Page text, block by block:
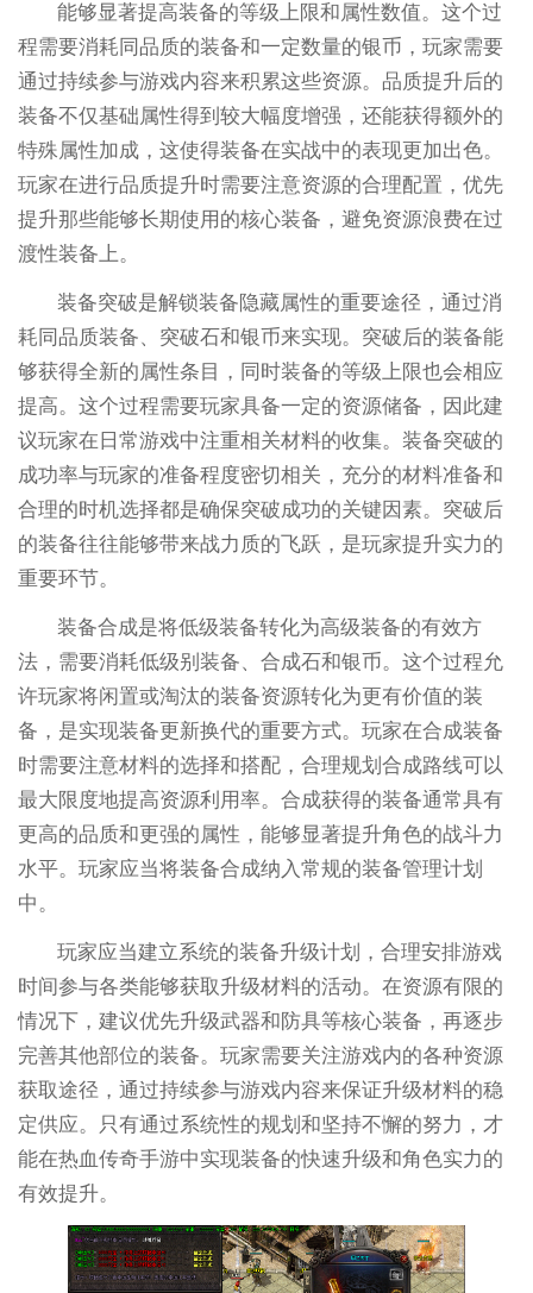
能够显著提高装备的等级上限和属性数值。这个过
程需要消耗同品质的装备和一定数量的银币，玩家需要
通过持续参与游戏内容来积累这些资源。品质提升后的
装备不仅基础属性得到较大幅度增强，还能获得额外的
特殊属性加成，这使得装备在实战中的表现更加出色。
玩家在进行品质提升时需要注意资源的合理配置，优先
提升那些能够长期使用的核心装备，避免资源浪费在过
渡性装备上。
装备突破是解锁装备隐藏属性的重要途径，通过消
耗同品质装备、突破石和银币来实现。突破后的装备能
够获得全新的属性条目，同时装备的等级上限也会相应
提高。这个过程需要玩家具备一定的资源储备，因此建
议玩家在日常游戏中注重相关材料的收集。装备突破的
成功率与玩家的准备程度密切相关，充分的材料准备和
合理的时机选择都是确保突破成功的关键因素。突破后
的装备往往能够带来战力质的飞跃，是玩家提升实力的
重要环节。
装备合成是将低级装备转化为高级装备的有效方
法，需要消耗低级别装备、合成石和银币。这个过程允
许玩家将闲置或淘汰的装备资源转化为更有价值的装
备，是实现装备更新换代的重要方式。玩家在合成装备
时需要注意材料的选择和搭配，合理规划合成路线可以
最大限度地提高资源利用率。合成获得的装备通常具有
更高的品质和更强的属性，能够显著提升角色的战斗力
水平。玩家应当将装备合成纳入常规的装备管理计划
中。
玩家应当建立系统的装备升级计划，合理安排游戏
时间参与各类能够获取升级材料的活动。在资源有限的
情况下，建议优先升级武器和防具等核心装备，再逐步
完善其他部位的装备。玩家需要关注游戏内的各种资源
获取途径，通过持续参与游戏内容来保证升级材料的稳
定供应。只有通过系统性的规划和坚持不懈的努力，才
能在热血传奇手游中实现装备的快速升级和角色实力的
有效提升。